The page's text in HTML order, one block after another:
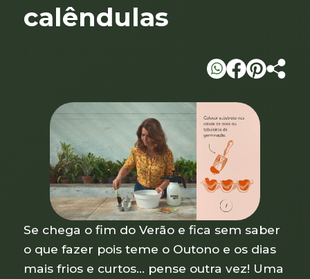
calêndulas
Se chega o fim do Verão e fica sem saber
o que fazer pois teme o Outono e os dias
mais frios e curtos… pense outra vez! Uma